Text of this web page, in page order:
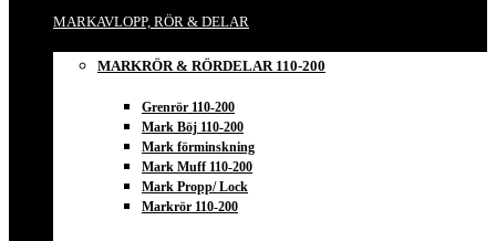
MARKAVLOPP, RÖR & DELAR
MARKRÖR & RÖRDELAR 110-200
Grenrör 110-200
Mark Böj 110-200
Mark förminskning
Mark Muff 110-200
Mark Propp/ Lock
Markrör 110-200